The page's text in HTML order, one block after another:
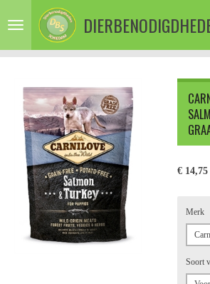
direct
de
€ 14,75
Merk
Soort